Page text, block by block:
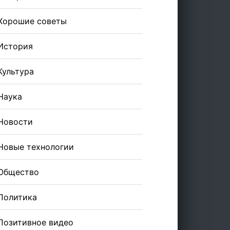
советы
технологии
видео